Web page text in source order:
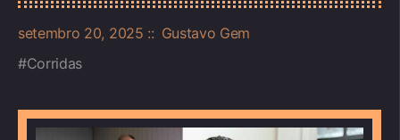
setembro 20, 2025
Gustavo Gem
Corridas